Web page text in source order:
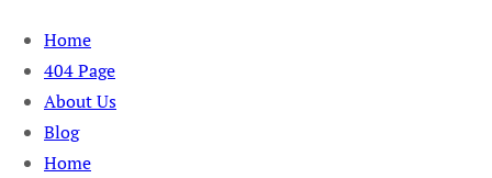
Skip
content
Home
404 Page
About Us
Blog
Home